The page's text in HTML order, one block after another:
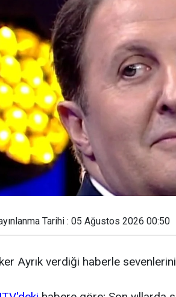
Tarihi : 05 Ağustos 2026 00:50
Ayrık verdiği haberle